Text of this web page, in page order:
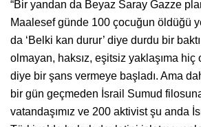
“Bir yandan da Beyaz Saray Gazze
Maalesef günde 100 çocuğun öldüğü
da ‘Belki kan durur’ diye durdu bir
olmayan, haksız, eşitsiz yaklaşıma
diye bir şans vermeye başladı. Ama
bir gün geçmeden İsrail Sumud
vatandaşımız ve 200 aktivist şu anda